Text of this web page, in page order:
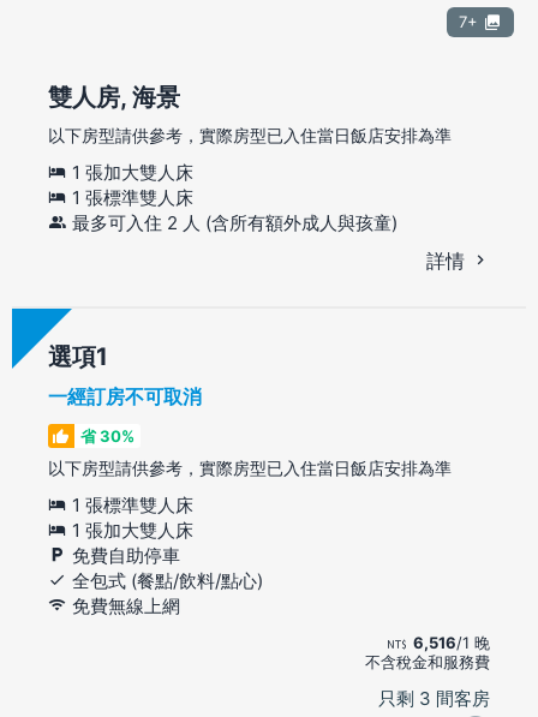
7+
雙人房, 海景
以下房型請供參考，實際房型已入住當日飯店安排為準
1 張加大雙人床
1 張標準雙人床
最多可入住 2 人 (含所有額外成人與孩童)
詳情
選項
一經訂房不可取消
省 30%
以下房型請供參考，實際房型已入住當日飯店安排為準
1 張標準雙人床
1 張加大雙人床
免費自助停車
全包式 (餐點/飲料/點心)
免費無線上網
6,516/1 晚
不含稅金和服務費
只剩 3 間客房